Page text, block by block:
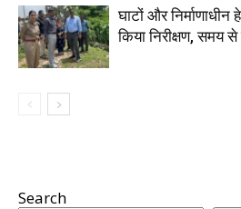
घाटों और
किया निरीक्षण, समय
Search